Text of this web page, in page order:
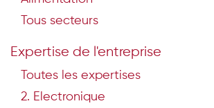
Tous secteurs
Expertise de l'entreprise
Toutes les expertises
2. Electronique